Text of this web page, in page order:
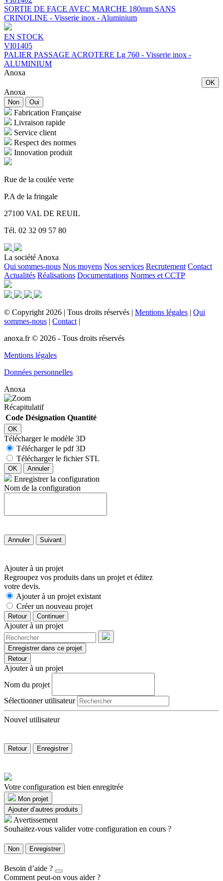
SORTIE DE FACE AVEC MARCHE 180mm SANS
CRINOLINE - Visserie inox - Aluminium
EN STOCK
VI01405
PALIER PASSAGE ACROTERE Lg 760 - Visserie inox -
ALUMINIUM
Anoxa
OK
Anoxa
Non Oui
Fabrication Française
Livraison rapide
Service client
Respect des normes
Innovation produit
Rue de la coulée verte
P.A de la fringale
27100 VAL DE REUIL
Tél. 02 32 09 57 80
La société Anoxa
Qui sommes-nous Nos moyens Nos services Recrutement Contact
Actualités Réalisations Documentations Normes et CCTP
© Copyright 2026 | Tous droits réservés | Mentions légales | Qui
sommes-nous | Contact |
anoxa.fr © 2026 - Tous droits réservés
Mentions légales
Données personnelles
Anoxa
Récapitulatif
Code Désignation Quantité
OK
Télécharger le modèle 3D
Télécharger le pdf 3D
Télécharger le fichier STL
OK Annuler
Enregistrer la configuration
Nom de la configuration
Annuler Suivant
Ajouter à un projet
Regroupez vos produits dans un projet et éditez
votre devis.
Ajouter à un projet existant
Créer un nouveau projet
Retour Continuer
Ajouter à un projet
Enregistrer dans ce projet
Retour
Ajouter à un projet
Nom du projet
Sélectionner utilisateur
Nouvel utilisateur
Retour Enregistrer
Votre configuration est bien enregitrée
Mon projet
Ajouter d’autres produits
Avertissement
Souhaitez-vous valider votre configuration en cours ?
Non Enregistrer
Besoin d’aide ?
Comment peut-on vous aider ?